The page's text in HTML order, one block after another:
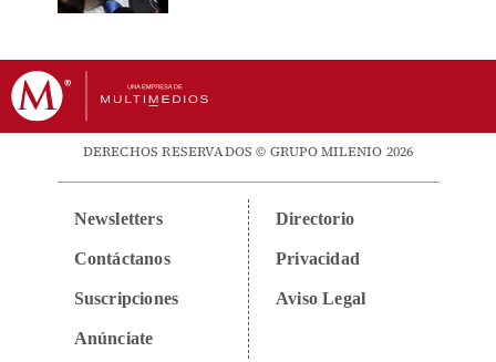
DERECHOS RESERVADOS © GRUPO MILENIO 2026
Newsletters
Contáctanos
Suscripciones
Anúnciate
Directorio
Privacidad
Aviso Legal